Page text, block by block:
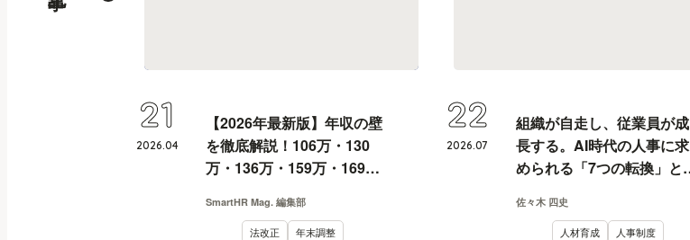
【2026年最新版】年収の壁
を徹底解説！106万・130
万・136万・159万・169
は？
SmartHR Mag. 編集部
法改正 年末調整
2026.04
21
組織が自走し、従業員が成
長する。AI時代の人事に求
められる「7つの転換」と
佐々木 四史
人材育成
人事制度
2026.07
22